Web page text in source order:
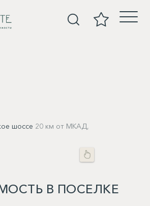
шоссе 20 км от МКАД,
В ПОСЕЛКЕ